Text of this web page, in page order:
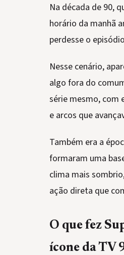
Na década de 90,
horário da manhã
perdesse o
Nesse cenário,
algo fora do
série mesmo, com
e arcos que
Também era a
formaram uma
clima mais
ação direta que
O que fez
ícone da TV